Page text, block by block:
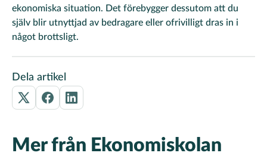
ekonomiska situation. Det förebygger dessutom att du
själv blir utnyttjad av bedragare eller ofrivilligt dras in i
något brottsligt.
Dela artikel
Mer från Ekonomiskolan